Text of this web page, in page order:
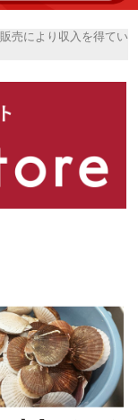
売により収入を得てい